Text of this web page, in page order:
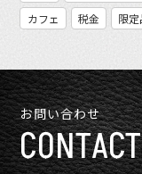
カフェ
税金 限
お問い合わせ
CONTACT